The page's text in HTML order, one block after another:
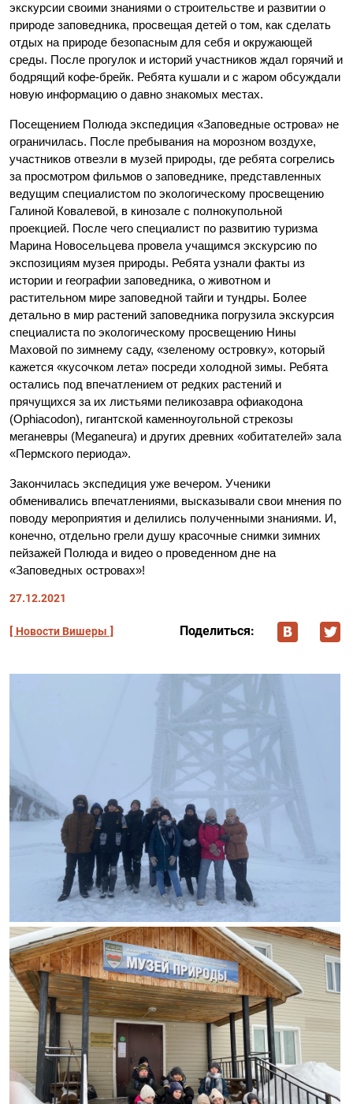
экскурсии своими знаниями о строительстве и развитии о
природе заповедника, просвещая детей о том, как сделать
отдых на природе безопасным для себя и окружающей
среды. После прогулок и историй участников ждал горячий и
бодрящий кофе-брейк. Ребята кушали и с жаром обсуждали
новую информацию о давно знакомых местах.
Посещением Полюда экспедиция «Заповедные острова» не
ограничилась. После пребывания на морозном воздухе,
участников отвезли в музей природы, где ребята согрелись
за просмотром фильмов о заповеднике, представленных
ведущим специалистом по экологическому просвещению
Галиной Ковалевой, в кинозале с полнокупольной
проекцией. После чего специалист по развитию туризма
Марина Новосельцева провела учащимся экскурсию по
экспозициям музея природы. Ребята узнали факты из
истории и географии заповедника, о животном и
растительном мире заповедной тайги и тундры. Более
детально в мир растений заповедника погрузила экскурсия
специалиста по экологическому просвещению Нины
Маховой по зимнему саду, «зеленому островку», который
кажется «кусочком лета» посреди холодной зимы. Ребята
остались под впечатлением от редких растений и
прячущихся за их листьями пеликозавра офиакодона
(Ophiacodon), гигантской каменноугольной стрекозы
меганевры (Meganeura) и других древних «обитателей» зала
«Пермского периода».
Закончилась экспедиция уже вечером. Ученики
обменивались впечатлениями, высказывали свои мнения по
поводу мероприятия и делились полученными знаниями. И,
конечно, отдельно грели душу красочные снимки зимних
пейзажей Полюда и видео о проведенном дне на
«Заповедных островах»!
27.12.2021
Новости Вишеры Поделиться: